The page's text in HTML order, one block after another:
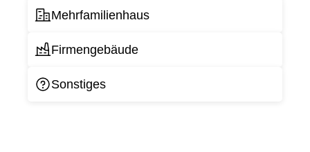
Mehrfamilienhaus
Firmengebäude
Sonstiges